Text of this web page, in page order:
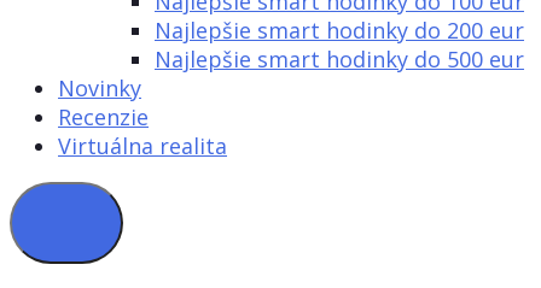
Najlepšie smart hodinky do 200 eur
Najlepšie smart hodinky do 500 eur
Novinky
Recenzie
Virtuálna realita